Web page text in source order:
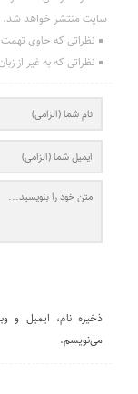
سایت منتشر خواهد شد.
نظراتی که حاوی تهمت
نظراتی که به غیر از
ذخیره نام، ایمیل و
می‌نویسم.